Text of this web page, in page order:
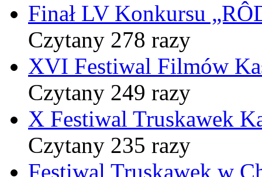
Finał LV Konkursu
Czytany 278 razy
XVI Festiwal Filmów
Czytany 249 razy
X Festiwal Truskawek
Czytany 235 razy
Festiwal Truskawek w